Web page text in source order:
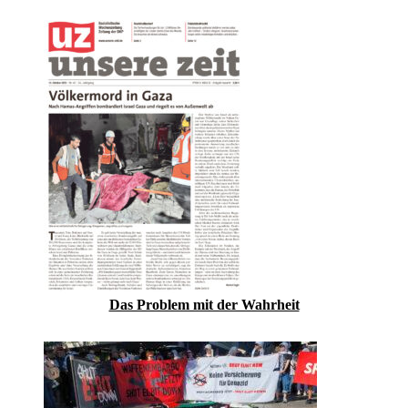
Das Problem mit der Wahrheit